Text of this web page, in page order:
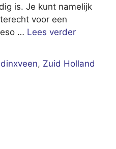
is. Je kunt namelijk
voor een
… Lees verder
, Zuid Holland